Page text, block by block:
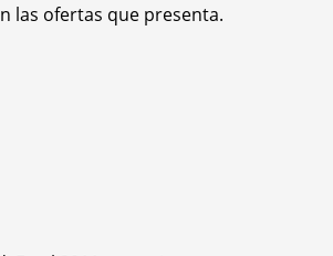
las ofertas que presenta.